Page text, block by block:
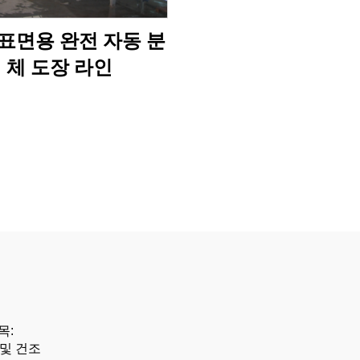
면용 완전 자동 분
체 도장 라인
:
건조